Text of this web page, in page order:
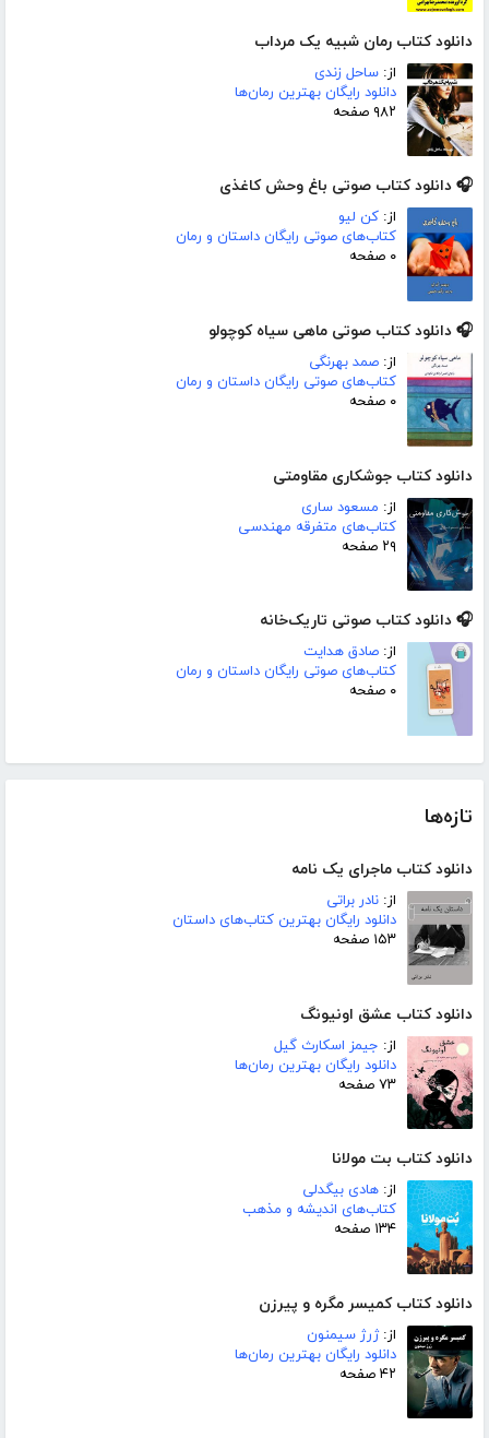
دانلود کتاب رمان شبیه یک مرداب
از: ساحل زندی
دانلود رایگان بهترین رمان‌ها
۹۸۲ صفحه
🎧 دانلود کتاب صوتی باغ وحش کاغذی
از: کن لیو
کتاب‌های صوتی رایگان داستان و رمان
۰ صفحه
🎧 دانلود کتاب صوتی ماهی سیاه کوچولو
از: صمد بهرنگی
کتاب‌های صوتی رایگان داستان و رمان
۰ صفحه
دانلود کتاب جوشکاری مقاومتی
از: مسعود ساری
کتاب‌های متفرقه مهندسی
۲۹ صفحه
🎧 دانلود کتاب صوتی تاریک‌خانه
از: صادق هدایت
کتاب‌های صوتی رایگان داستان و رمان
۰ صفحه
تازه‌ها
دانلود کتاب ماجرای یک نامه
از: نادر براتی
دانلود رایگان بهترین کتاب‌های داستان
۱۵۳ صفحه
دانلود کتاب عشق اونیونگ
از: جیمز اسکارث گیل
دانلود رایگان بهترین رمان‌ها
۷۳ صفحه
دانلود کتاب بت مولانا
از: هادی بیگدلی
کتاب‌های اندیشه و مذهب
۱۳۴ صفحه
دانلود کتاب کمیسر مگره و پیرزن
از:ژرژ سیمنون
دانلود رایگان بهترین رمان‌ها
۴۲ صفحه